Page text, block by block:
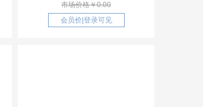
市场价格￥0.00
会员价 登录可见